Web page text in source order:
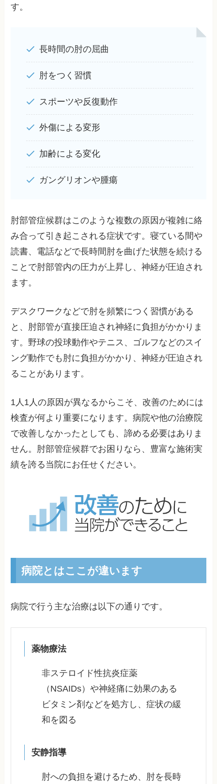
す。
長時間の肘の屈曲
肘をつく習慣
スポーツや反復動作
外傷による変形
加齢による変化
ガングリオンや腫瘍
肘部管症候群はこのような複数の原因が複雑に絡
み合って引き起こされる症状です。寝ている間や
読書、電話などで長時間肘を曲げた状態を続ける
ことで肘部管内の圧力が上昇し、神経が圧迫され
ます。
デスクワークなどで肘を頻繁につく習慣がある
と、肘部管が直接圧迫され神経に負担がかかりま
す。野球の投球動作やテニス、ゴルフなどのスイ
ング動作でも肘に負担がかかり、神経が圧迫され
ることがあります。
1人1人の原因が異なるからこそ、改善のためには
検査が何より重要になります。病院や他の治療院
で改善しなかったとしても、諦める必要はありま
せん。肘部管症候群でお困りなら、豊富な施術実
績を誇る当院にお任せください。
病院とはここが違います
病院で行う主な治療は以下の通りです。
薬物療法
非ステロイド性抗炎症薬
（NSAIDs）や神経痛に効果のある
ビタミン剤などを処方し、症状の緩
和を図る
安静指導
肘への負担を避けるため、肘を長時